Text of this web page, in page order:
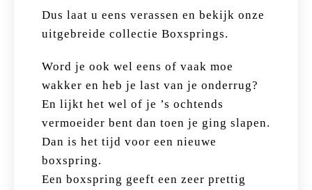
Dus laat u eens verassen en bekijk onze
uitgebreide collectie Boxsprings.
Word je ook wel eens of vaak moe
wakker en heb je last van je onderrug?
En lijkt het wel of je ’s ochtends
vermoeider bent dan toen je ging slapen.
Dan is het tijd voor een nieuwe
boxspring.
Een boxspring geeft een zeer prettig